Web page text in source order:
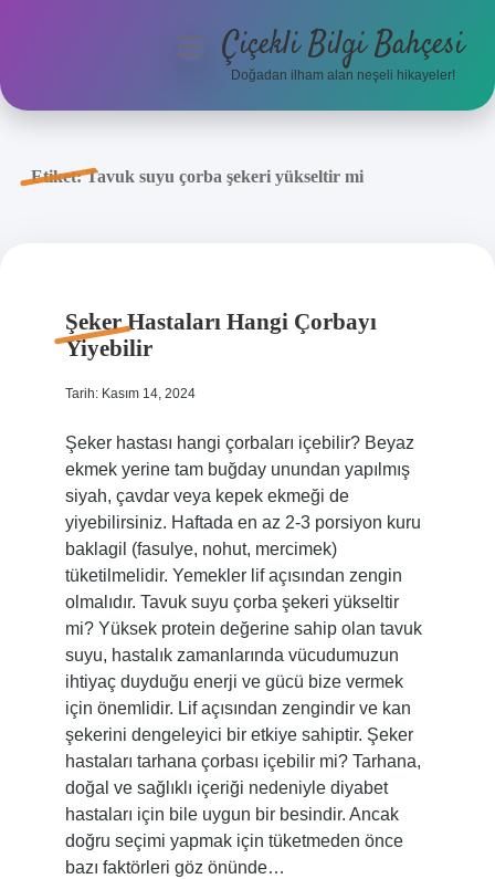
Anasayfa
menüyüÇiçekli Bilgi Bahçesi
Doğadan ilham alan neşeli hikayeler!
Etiket:Tavuk suyu çorba şekeri yükseltir mi
Şeker Hastaları Hangi Çorbayı
Yiyebilir
Tarih: Kasım 14, 2024
Şeker hastası hangi çorbaları içebilir? Beyaz
ekmek yerine tam buğday unundan yapılmış
siyah, çavdar veya kepek ekmeği de
yiyebilirsiniz. Haftada en az 2-3 porsiyon kuru
baklagil (fasulye, nohut, mercimek)
tüketilmelidir. Yemekler lif açısından zengin
olmalıdır. Tavuk suyu çorba şekeri yükseltir
mi? Yüksek protein değerine sahip olan tavuk
suyu, hastalık zamanlarında vücudumuzun
ihtiyaç duyduğu enerji ve gücü bize vermek
için önemlidir. Lif açısından zengindir ve kan
şekerini dengeleyici bir etkiye sahiptir. Şeker
hastaları tarhana çorbası içebilir mi? Tarhana,
doğal ve sağlıklı içeriği nedeniyle diyabet
hastaları için bile uygun bir besindir. Ancak
doğru seçimi yapmak için tüketmeden önce
bazı faktörleri göz önünde…